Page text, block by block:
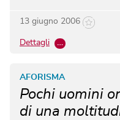
13 giugno 2006
Dettagli …
Pochi uomini
di una
AFORISMA